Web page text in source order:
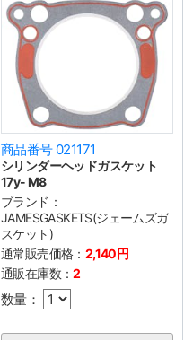
商品番号 021171
シリンダーヘッドガスケット
17y- M8
ブランド：
JAMESGASKETS(ジェームズガ
スケット)
通常販売価格： 2,140円
通販在庫数：2
数量：